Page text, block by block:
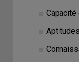
Capacité